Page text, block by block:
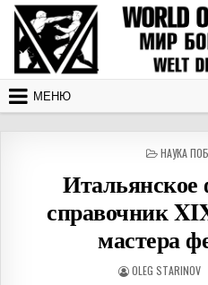
Перейти к содержимому
МЕНЮ
НАУКА
Итальянское
справочник
мастера
АВТОР:
OLEG STARINOV